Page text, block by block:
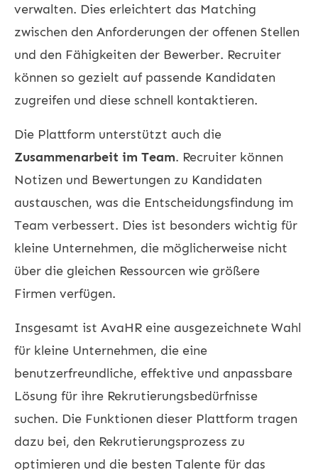
verwalten. Dies erleichtert das Matching
zwischen den Anforderungen der offenen Stellen
und den Fähigkeiten der Bewerber. Recruiter
können so gezielt auf passende Kandidaten
zugreifen und diese schnell kontaktieren.
Die Plattform unterstützt auch die
Zusammenarbeit im Team. Recruiter können
Notizen und Bewertungen zu Kandidaten
austauschen, was die Entscheidungsfindung im
Team verbessert. Dies ist besonders wichtig für
kleine Unternehmen, die möglicherweise nicht
über die gleichen Ressourcen wie größere
Firmen verfügen.
Insgesamt ist AvaHR eine ausgezeichnete Wahl
für kleine Unternehmen, die eine
benutzerfreundliche, effektive und anpassbare
Lösung für ihre Rekrutierungsbedürfnisse
suchen. Die Funktionen dieser Plattform tragen
dazu bei, den Rekrutierungsprozess zu
optimieren und die besten Talente für das